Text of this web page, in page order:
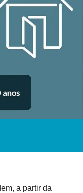
a partir da